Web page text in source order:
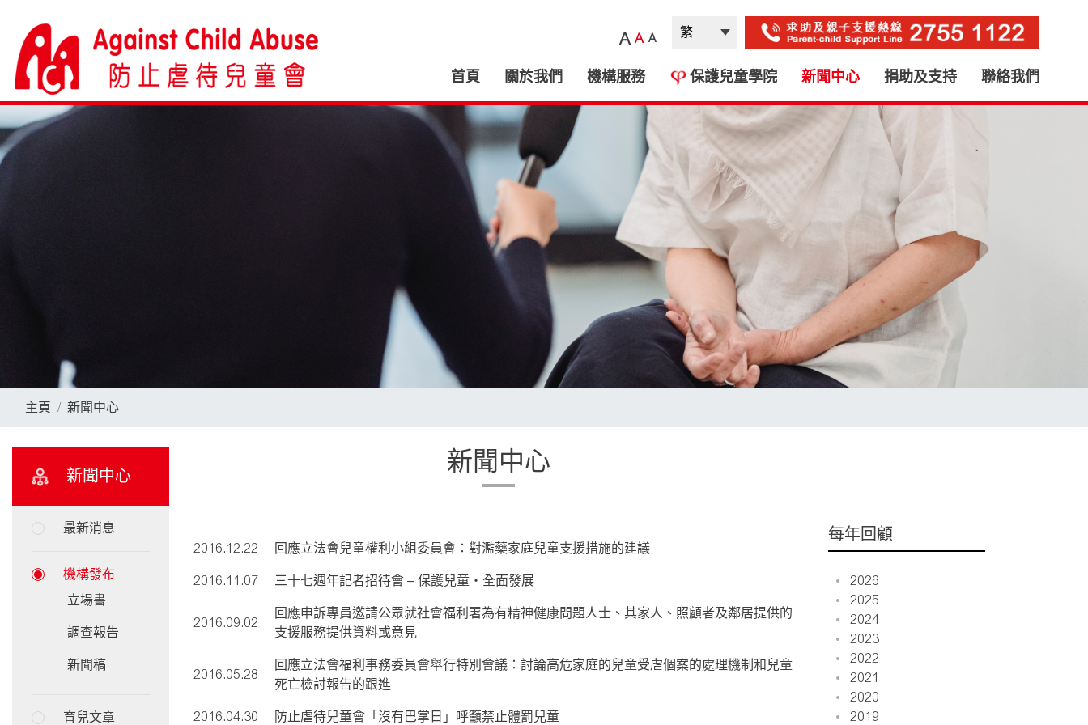
A A A
首頁 關於我們 機構服務 保護兒童學院 新聞中心 捐助及支持 聯絡我們
主頁 新聞中心
新聞中心
最新消息
機構發布
立場書
調查報告
新聞稿
育兒文章
新聞中心
2016.12.22 回應立法會兒童權利小組委員會：對濫藥家庭兒童支援措施的建議
2016.11.07 三十七週年記者招待會 – 保護兒童‧全面發展
2016.09.02
回應申訴專員邀請公眾就社會福利署為有精神健康問題人士、其家人、照顧者及鄰居提供的
支援服務提供資料或意見
2016.05.28
回應立法會福利事務委員會舉行特別會議：討論高危家庭的兒童受虐個案的處理機制和兒童
死亡檢討報告的跟進
2016.04.30 防止虐待兒童會「沒有巴掌日」呼籲禁止體罰兒童
每年回顧
2026
2025
2024
2023
2022
2021
2020
2019